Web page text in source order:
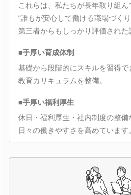
これらは、私たちが長年取り組ん
“誰もが安心して働ける職場づくり
第三者からもしっかり評価された
■手厚い育成体制
基礎から段階的にスキルを習得で
教育カリキュラムを整備。
■手厚い福利厚生
休日・福利厚生・社内制度の整備
日々の働きやすさを高めています。